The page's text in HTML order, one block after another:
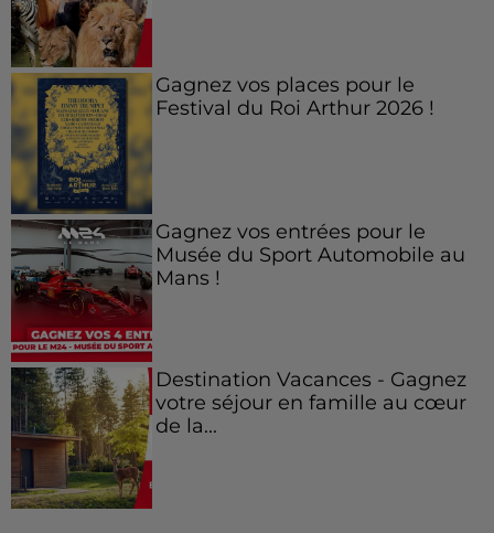
Gagnez vos places pour le
Festival du Roi Arthur 2026 !
Gagnez vos entrées pour le
Musée du Sport Automobile au
Mans !
Destination Vacances - Gagnez
votre séjour en famille au cœur
de la...